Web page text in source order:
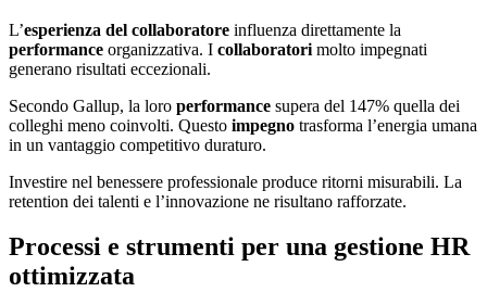
L’esperienza del collaboratore influenza direttamente la
performance organizzativa. I collaboratori molto impegnati
generano risultati eccezionali.
Secondo Gallup, la loro performance supera del 147% quella dei
colleghi meno coinvolti. Questo impegno trasforma l’energia umana
in un vantaggio competitivo duraturo.
Investire nel benessere professionale produce ritorni misurabili. La
retention dei talenti e l’innovazione ne risultano rafforzate.
Processi e strumenti per una gestione HR
ottimizzata